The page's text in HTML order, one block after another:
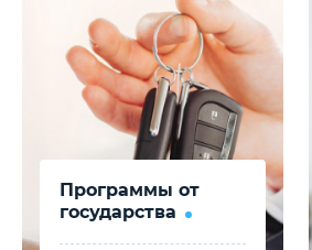
Trade-in
Забронировать
Купить в кредит
Trade-in
Забронировать
Цена от
1 609 000
Купить в кредит
Забронировать
Программы от
государства